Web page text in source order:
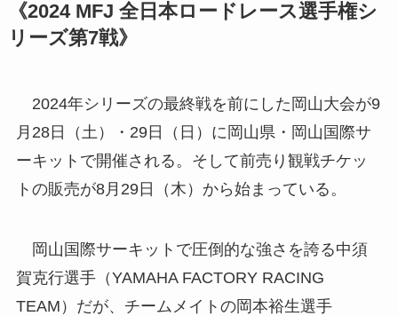
《2024 MFJ 全日本ロードレース選手権シ
リーズ第7戦》
2024年シリーズの最終戦を前にした岡山大会が9
月28日（土）・29日（日）に岡山県・岡山国際サ
ーキットで開催される。そして前売り観戦チケッ
トの販売が8月29日（木）から始まっている。
岡山国際サーキットで圧倒的な強さを誇る中須
賀克行選手（YAMAHA FACTORY RACING
TEAM）だが、チームメイトの岡本裕生選手